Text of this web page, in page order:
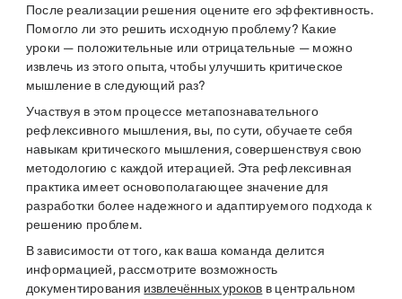
После реализации решения оцените его эффективность.
Помогло ли это решить исходную проблему? Какие
уроки — положительные или отрицательные — можно
извлечь из этого опыта, чтобы улучшить критическое
мышление в следующий раз?
Участвуя в этом процессе метапознавательного
рефлексивного мышления, вы, по сути, обучаете себя
навыкам критического мышления, совершенствуя свою
методологию с каждой итерацией. Эта рефлексивная
практика имеет основополагающее значение для
разработки более надежного и адаптируемого подхода к
решению проблем.
В зависимости от того, как ваша команда делится
информацией, рассмотрите возможность
документирования извлечённых уроков в центральном